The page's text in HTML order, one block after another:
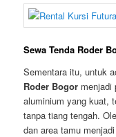
Sewa Tenda Roder
Sementara itu, untuk
Roder Bogor menjadi
aluminium yang kuat,
tanpa tiang tengah.
dan area tamu